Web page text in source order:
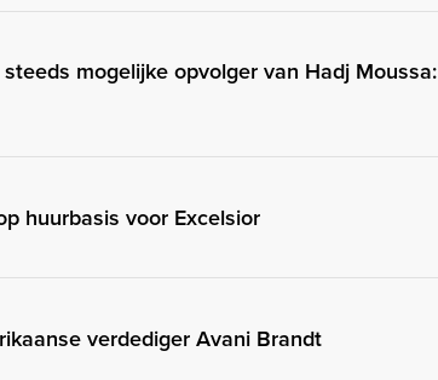
mogelijke opvolger van Hadj Moussa:
huurbasis voor Excelsior
verdediger Avani Brandt